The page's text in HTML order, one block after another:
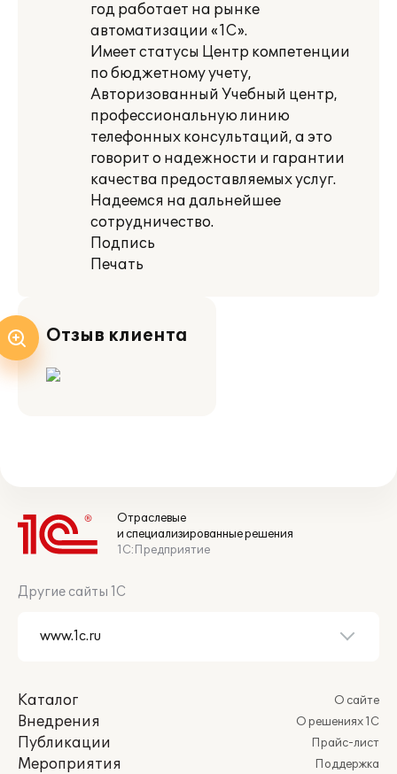
год работает на рынке
автоматизации «1С».
Имеет статусы Центр компетенции
по бюджетному учету,
Авторизованный Учебный центр,
профессиональную линию
телефонных консультаций, а это
говорит о надежности и гарантии
качества предоставляемых услуг.
Надеемся на дальнейшее
сотрудничество.
Подпись
Печать
Отзыв клиента
Отраслевые
и специализированные решения
1С:Предприятие
Другие сайты 1С
Каталог
Внедрения
Публикации
Мероприятия
О сайте
О решениях 1С
Прайс-лист
Поддержка